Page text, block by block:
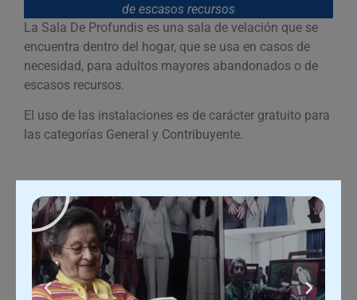
de escasos recursos
La Sala De Profundis es una sala de velación que se
encuentra dentro del hogar, que se usa en casos de
necesidad, para adultos mayores abandonados o de
escasos recursos.
El uso de las instalaciones es de carácter gratuito para
las categorías General y Contribuyente.